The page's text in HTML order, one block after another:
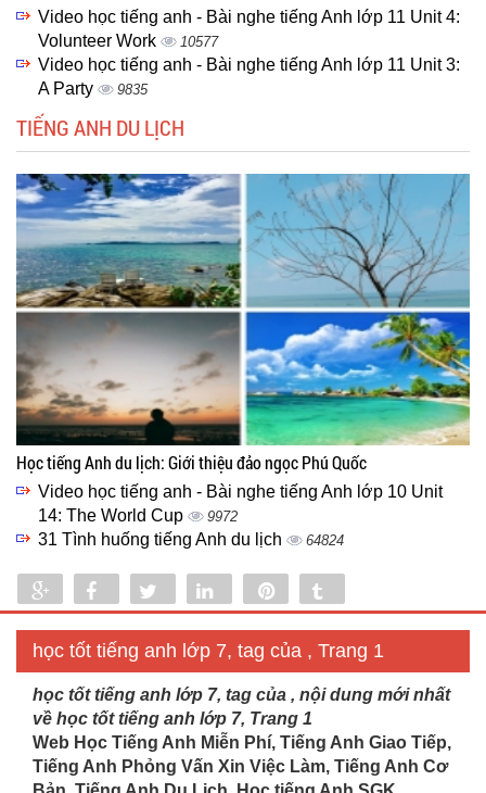
Video học tiếng anh - Bài nghe tiếng Anh lớp 11 Unit 4:
Volunteer Work
10577
Video học tiếng anh - Bài nghe tiếng Anh lớp 11 Unit 3:
A Party
9835
TIẾNG ANH DU LỊCH
Học tiếng Anh du lịch: Giới thiệu đảo ngọc Phú Quốc
Video học tiếng anh - Bài nghe tiếng Anh lớp 10 Unit
14: The World Cup
9972
31 Tình huống tiếng Anh du lịch 64824
Share Share Tweet Share
học tốt tiếng anh lớp 7, tag của , Trang 1
học tốt tiếng anh lớp 7, tag của , nội dung mới nhất
về học tốt tiếng anh lớp 7, Trang 1
Web Học Tiếng Anh Miễn Phí, Tiếng Anh Giao Tiếp,
Tiếng Anh Phỏng Vấn Xin Việc Làm, Tiếng Anh Cơ